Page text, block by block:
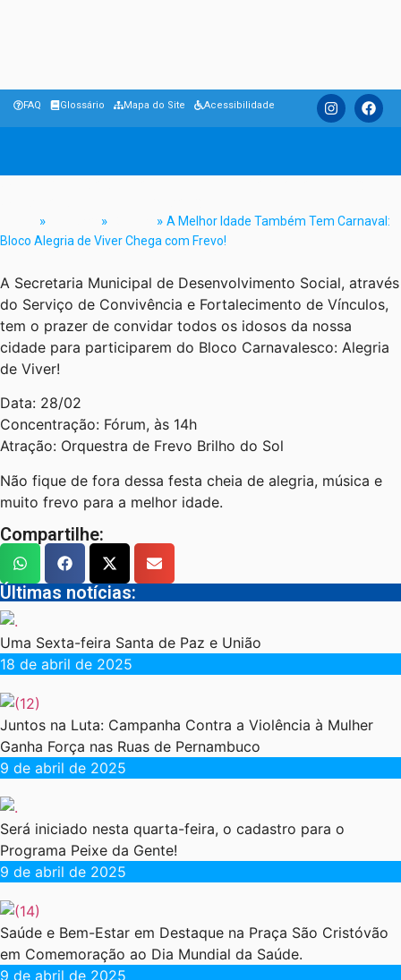
FAQ Glossário Mapa do Site Acessibilidade
» » » A Melhor Idade Também Tem Carnaval:
Bloco Alegria de Viver Chega com Frevo!
A Secretaria Municipal de Desenvolvimento Social, através
do Serviço de Convivência e Fortalecimento de Vínculos,
tem o prazer de convidar todos os idosos da nossa
cidade para participarem do Bloco Carnavalesco: Alegria
de Viver!
Data: 28/02
Concentração: Fórum, às 14h
Atração: Orquestra de Frevo Brilho do Sol
Não fique de fora dessa festa cheia de alegria, música e
muito frevo para a melhor idade.
Compartilhe:
Últimas notícias:
Uma Sexta-feira Santa de Paz e União
18 de abril de 2025
Juntos na Luta: Campanha Contra a Violência à Mulher
Ganha Força nas Ruas de Pernambuco
9 de abril de 2025
Será iniciado nesta quarta-feira, o cadastro para o
Programa Peixe da Gente!
9 de abril de 2025
Saúde e Bem-Estar em Destaque na Praça São Cristóvão
em Comemoração ao Dia Mundial da Saúde.
9 de abril de 2025